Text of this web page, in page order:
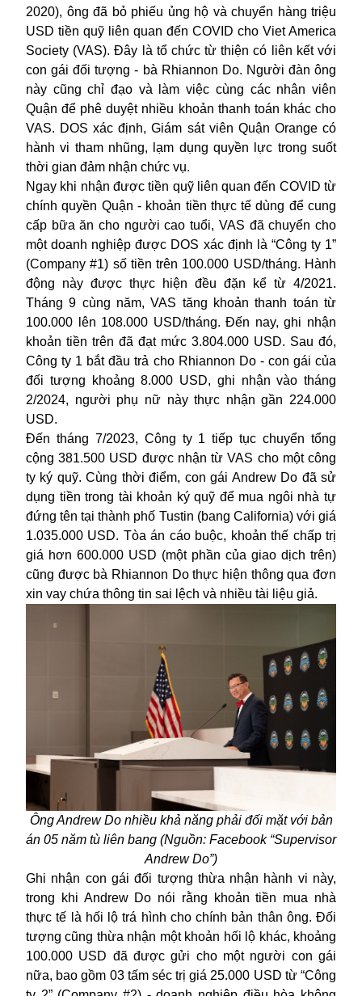
2020), ông đã bỏ phiếu ủng hộ và chuyển hàng triệu
USD tiền quỹ liên quan đến COVID cho Viet America
Society (VAS). Đây là tổ chức từ thiện có liên kết với
con gái đối tượng - bà Rhiannon Do. Người đàn ông
này cũng chỉ đạo và làm việc cùng các nhân viên
Quận để phê duyệt nhiều khoản thanh toán khác cho
VAS. DOS xác định, Giám sát viên Quận Orange có
hành vi tham nhũng, lạm dụng quyền lực trong suốt
thời gian đảm nhận chức vụ.
Ngay khi nhận được tiền quỹ liên quan đến COVID từ
chính quyền Quận - khoản tiền thực tế dùng để cung
cấp bữa ăn cho người cao tuổi, VAS đã chuyển cho
một doanh nghiệp được DOS xác định là “Công ty 1”
(Company #1) số tiền trên 100.000 USD/tháng. Hành
động này được thực hiện đều đặn kể từ 4/2021.
Tháng 9 cùng năm, VAS tăng khoản thanh toán từ
100.000 lên 108.000 USD/tháng. Đến nay, ghi nhận
khoản tiền trên đã đạt mức 3.804.000 USD. Sau đó,
Công ty 1 bắt đầu trả cho Rhiannon Do - con gái của
đối tượng khoảng 8.000 USD, ghi nhận vào tháng
2/2024, người phụ nữ này thực nhận gần 224.000
USD.
Đến tháng 7/2023, Công ty 1 tiếp tục chuyển tổng
cộng 381.500 USD được nhận từ VAS cho một công
ty ký quỹ. Cùng thời điểm, con gái Andrew Do đã sử
dụng tiền trong tài khoản ký quỹ để mua ngôi nhà tự
đứng tên tại thành phố Tustin (bang California) với giá
1.035.000 USD. Tòa án cáo buộc, khoản thế chấp trị
giá hơn 600.000 USD (một phần của giao dịch trên)
cũng được bà Rhiannon Do thực hiện thông qua đơn
xin vay chứa thông tin sai lệch và nhiều tài liệu giả.
ÔngAndrew Do nhiều khả năng phải đối mặt với bản
án 05 năm tù liên bang (Nguồn: Facebook “Supervisor
Andrew Do”)
Ghi nhận con gái đối tượng thừa nhận hành vi này,
trong khi Andrew Do nói rằng khoản tiền mua nhà
thực tế là hối lộ trá hình cho chính bản thân ông. Đối
tượng cũng thừa nhận một khoản hối lộ khác, khoảng
100.000 USD đã được gửi cho một người con gái
nữa, bao gồm 03 tấm séc trị giá 25.000 USD từ “Công